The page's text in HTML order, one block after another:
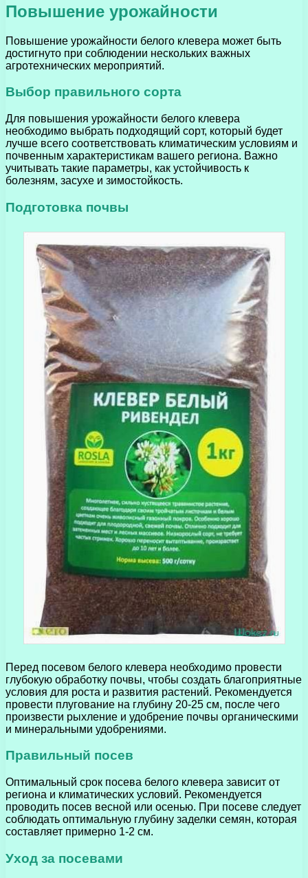
Повышение урожайности
Повышение урожайности белого клевера может быть
достигнуто при соблюдении нескольких важных
агротехнических мероприятий.
Выбор правильного сорта
Для повышения урожайности белого клевера
необходимо выбрать подходящий сорт, который будет
лучше всего соответствовать климатическим условиям и
почвенным характеристикам вашего региона. Важно
учитывать такие параметры, как устойчивость к
болезням, засухе и зимостойкость.
Подготовка почвы
Перед посевом белого клевера необходимо провести
глубокую обработку почвы, чтобы создать благоприятные
условия для роста и развития растений. Рекомендуется
провести плугование на глубину 20-25 см, после чего
произвести рыхление и удобрение почвы органическими
и минеральными удобрениями.
Правильный посев
Оптимальный срок посева белого клевера зависит от
региона и климатических условий. Рекомендуется
проводить посев весной или осенью. При посеве следует
соблюдать оптимальную глубину заделки семян, которая
составляет примерно 1-2 см.
Уход за посевами